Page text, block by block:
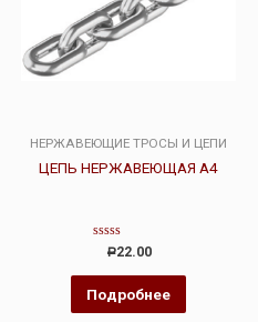
НЕРЖАВЕЮЩИЕ ТРОСЫ И ЦЕПИ
ЦЕПЬ НЕРЖАВЕЮЩАЯ А4
Оценка
из
Р22.00
Подробнее